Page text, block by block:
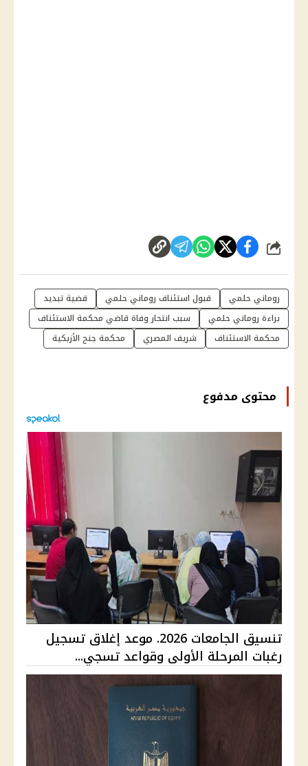
شارك
روماني حلمي قبول استئناف روماني حلمي
قضية تبديد
براءة روماني حلمي
سبب انتحار وفاة قاضي محكمة الاستئناف
محكمة الاستئناف
شريف المصري محكمة جنح الأزبكية
محتوى مدفوع
تنسيق الجامعات 2026. موعد إغلاق تسجيل
رغبات المرحلة الأولى وقواعد تسجي...